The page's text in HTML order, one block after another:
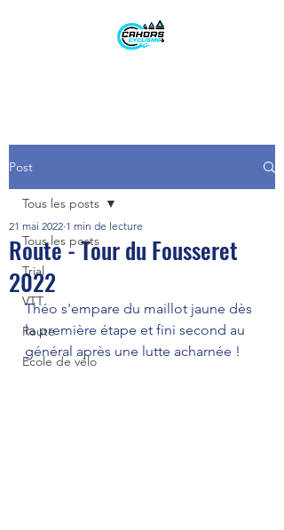
Post
Tous les posts
Trial
VTT
Route
Ecole de vélo
Tous les posts
Route - Tour du Fousseret
2022
21 mai 2022 1 min de lecture
Théo s'empare du maillot jaune dès
la première étape et fini second au
général après une lutte acharnée !